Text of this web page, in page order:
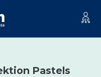
Pastels